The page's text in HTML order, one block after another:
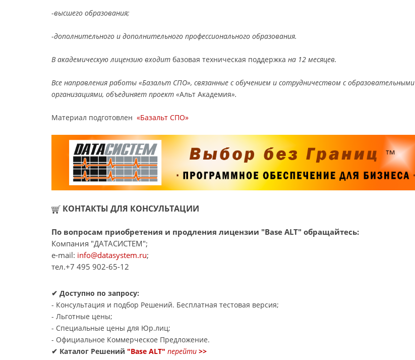
-высшего образования;
-дополнительного и дополнительного профессионального образования.
В академическую лицензию входит базовая техническая поддержка на 12 месяцев.
Все направления работы «Базальт СПО», связанные с обучением и сотрудничеством с образовательными
организациями, объединяет проект «Альт Академия».
Материал подготовлен «Базальт СПО»
КОНТАКТЫ ДЛЯ КОНСУЛЬТАЦИИ
По вопросам приобретения и продления лицензии "Base ALT" обращайтесь:
Компания "ДАТАСИСТЕМ";
e-mail: info@datasystem.ru;
тел.+7 495 902-65-12
✔ Доступно по запросу:
- Консультация и подбор Решений. Бесплатная тестовая версия;
- Льготные цены;
- Специальные цены для Юр.лиц;
- Официальное Коммерческое Предложение.
✔ Каталог Решений "Base ALT" перейти >>